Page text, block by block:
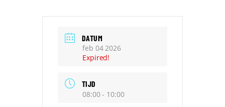
DATUM
feb 04 2026
Expired!
TIJD
08:00 - 10:00